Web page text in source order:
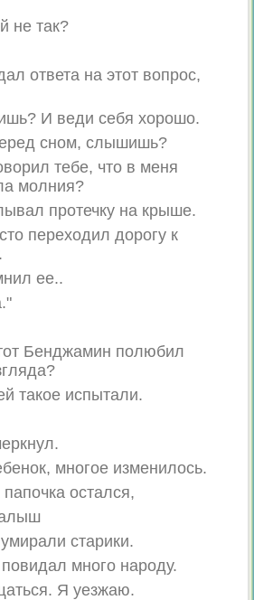
не так?
ответа на этот вопрос,
И веди себя хорошо.
сном, слышишь?
тебе, что в меня
молния?
протечку на крыше.
переходил дорогу к
ее..
Бенджамин полюбил
такое испытали.
многое изменилось.
остался,
старики.
много народу.
Я уезжаю.